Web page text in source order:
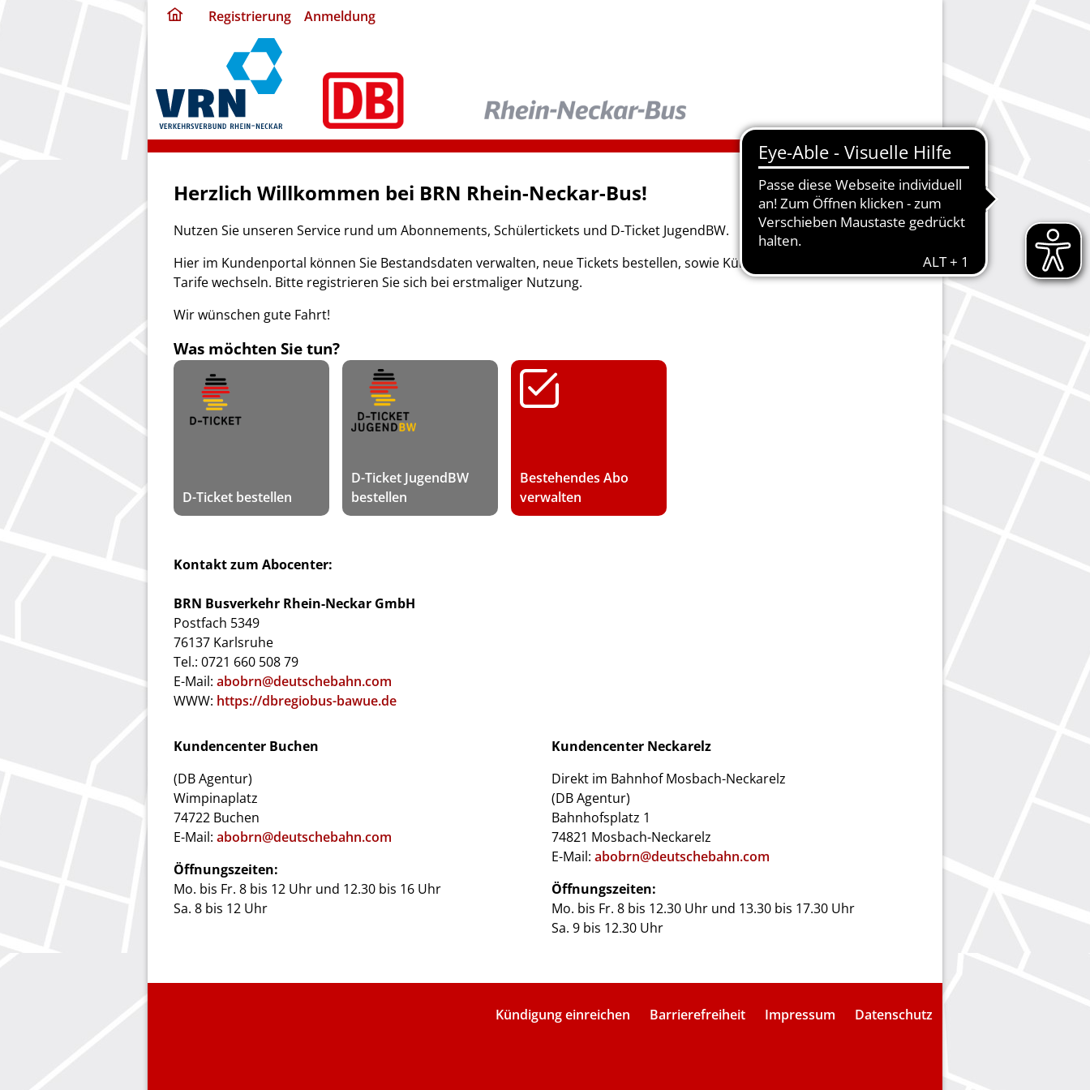
ding Registrierung Anmeldung
Herzlich Willkommen bei BRN Rhein-Neckar-Bus!
Nutzen Sie unseren Service rund um Abonnements, Schülertickets und D-Ticket JugendBW.
Hier im Kundenportal können Sie Bestandsdaten verwalten, neue Tickets bestellen, sowie Kündigungen vornehmen oder
Tarife wechseln. Bitte registrieren Sie sich bei erstmaliger Nutzung.
Wir wünschen gute Fahrt!
Was möchten Sie tun?
D-Ticket bestellen
D-Ticket JugendBW
bestellen
Bestehendes Abo
verwalten
Kontakt zum Abocenter:
BRN Busverkehr Rhein-Neckar GmbH
Postfach 5349
76137 Karlsruhe
Tel.: 0721 660 508 79
E-Mail: abobrn@deutschebahn.com
WWW: https://dbregiobus-bawue.de
Kundencenter Buchen
(DB Agentur)
Wimpinaplatz
74722 Buchen
E-Mail: abobrn@deutschebahn.com
Öffnungszeiten:
Mo. bis Fr. 8 bis 12 Uhr und 12.30 bis 16 Uhr
Sa. 8 bis 12 Uhr
Kundencenter Neckarelz
Direkt im Bahnhof Mosbach-Neckarelz
(DB Agentur)
Bahnhofsplatz 1
74821 Mosbach-Neckarelz
E-Mail: abobrn@deutschebahn.com
Öffnungszeiten:
Mo. bis Fr. 8 bis 12.30 Uhr und 13.30 bis 17.30 Uhr
Sa. 9 bis 12.30 Uhr
Kündigung einreichen Barrierefreiheit Impressum Datenschutz